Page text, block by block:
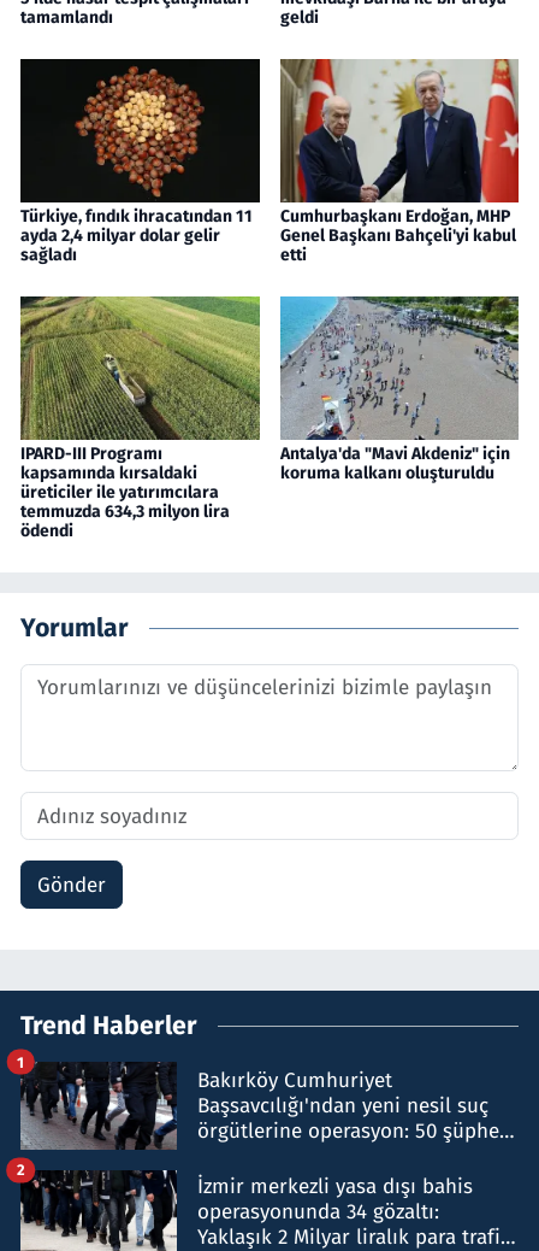
tamamlandı
geldi
Türkiye, fındık ihracatından 11
ayda 2,4 milyar dolar gelir
sağladı
Cumhurbaşkanı Erdoğan, MHP
Genel Başkanı Bahçeli'yi kabul
etti
IPARD-III Programı
kapsamında kırsaldaki
üreticiler ile yatırımcılara
temmuzda 634,3 milyon lira
ödendi
Antalya'da "Mavi Akdeniz" için
koruma kalkanı oluşturuldu
Yorumlar
Gönder
Trend Haberler
Bakırköy Cumhuriyet
Başsavcılığı'ndan yeni nesil suç
örgütlerine operasyon: 50 şüpheli
1
İzmir merkezli yasa dışı bahis
operasyonunda 34 gözaltı:
Yaklaşık 2 Milyar liralık para trafiği
2